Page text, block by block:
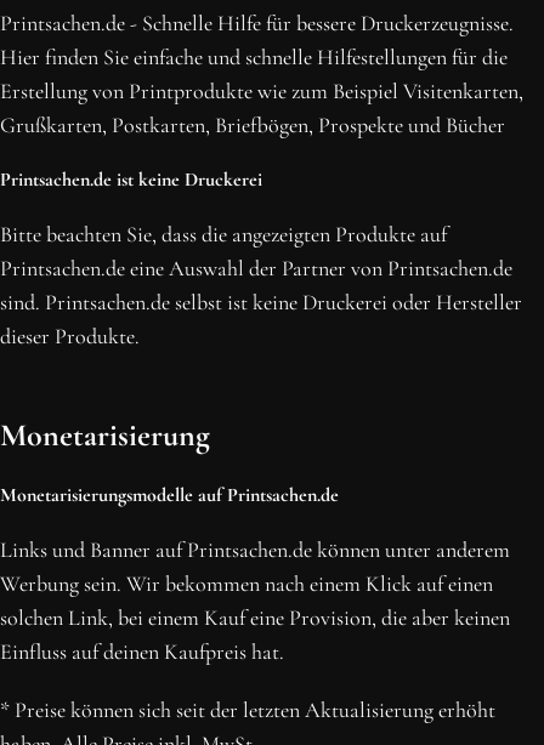
Erhalte die neusten Beiträge, sichere dir Top-Angebote und
abonniere unseren Newsletter.
NEWSLETTER ABONNIEREN
Printsachen.de - Schnelle Hilfe für bessere Druckerzeugnisse.
Hier finden Sie einfache und schnelle Hilfestellungen für die
Erstellung von Printprodukte wie zum Beispiel Visitenkarten,
Grußkarten, Postkarten, Briefbögen, Prospekte und Bücher
Printsachen.de ist keine Druckerei
Bitte beachten Sie, dass die angezeigten Produkte auf
Printsachen.de eine Auswahl der Partner von Printsachen.de
sind. Printsachen.de selbst ist keine Druckerei oder Hersteller
dieser Produkte.
Monetarisierung
Monetarisierungsmodelle auf Printsachen.de
Links und Banner auf Printsachen.de können unter anderem
Werbung sein. Wir bekommen nach einem Klick auf einen
solchen Link, bei einem Kauf eine Provision, die aber keinen
Einfluss auf deinen Kaufpreis hat.
* Preise können sich seit der letzten Aktualisierung erhöht